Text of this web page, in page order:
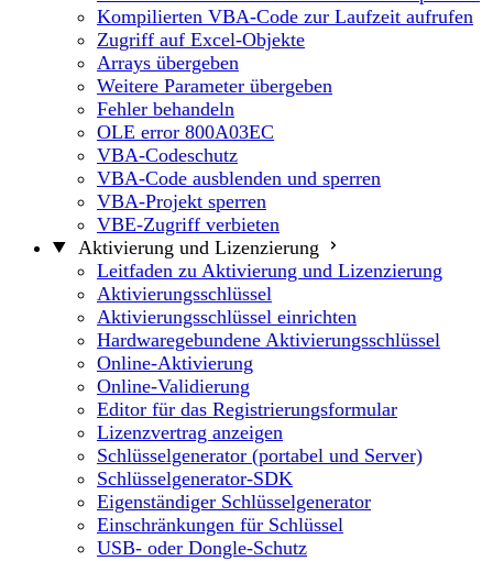
Kompilierten VBA-Code zur Laufzeit aufrufen
Zugriff auf Excel-Objekte
Arrays übergeben
Weitere Parameter übergeben
Fehler behandeln
OLE error 800A03EC
VBA-Codeschutz
VBA-Code ausblenden und sperren
VBA-Projekt sperren
VBE-Zugriff verbieten
Aktivierung und Lizenzierung
Leitfaden zu Aktivierung und Lizenzierung
Aktivierungsschlüssel
Aktivierungsschlüssel einrichten
Hardwaregebundene Aktivierungsschlüssel
Online-Aktivierung
Online-Validierung
Editor für das Registrierungsformular
Lizenzvertrag anzeigen
Schlüsselgenerator (portabel und Server)
Schlüsselgenerator-SDK
Eigenständiger Schlüsselgenerator
Einschränkungen für Schlüssel
USB- oder Dongle-Schutz